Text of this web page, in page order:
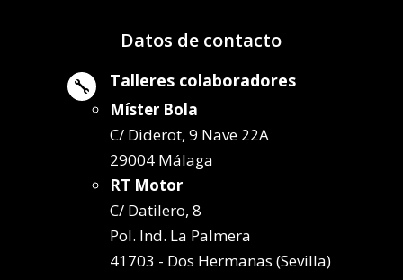
Datos de contacto
 Talleres colaboradores
Míster Bola
C/ Diderot, 9 Nave 22A
29004 Málaga
RT Motor
C/ Datilero, 8
Pol. Ind. La Palmera
41703 - Dos Hermanas (Sevilla)